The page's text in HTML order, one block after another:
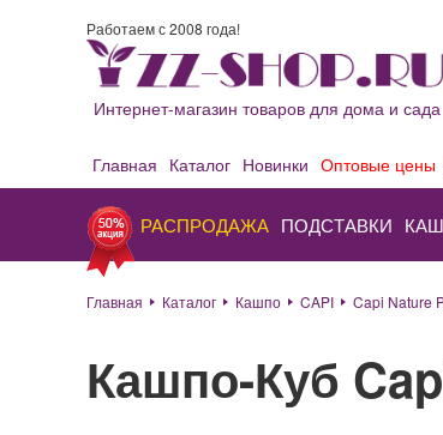
Работаем с 2008 года!
Интернет-магазин товаров для дома и сада
Главная Каталог Новинки Оптовые цены
РАСПРОДАЖА ПОДСТАВКИ
Главная Каталог Кашпо CAPI Capi Nature
Кашпо-Куб